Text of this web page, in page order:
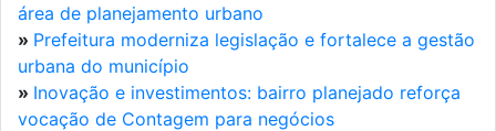
área de planejamento urbano
» Prefeitura moderniza legislação e fortalece a gestão
urbana do município
» Inovação e investimentos: bairro planejado reforça
vocação de Contagem para negócios